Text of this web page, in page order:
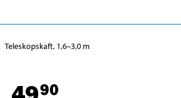
Teleskopskaft, 1,6–3,0 m
90